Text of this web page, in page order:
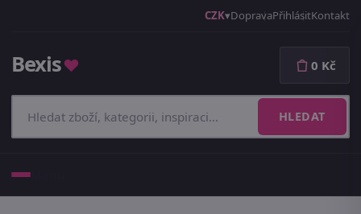
CZK DopravaPřihlásitKontakt
Bexis♥
HLEDAT
0 Kč